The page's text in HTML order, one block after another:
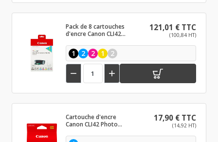
Pack de 8 cartouches
d'encre Canon CLI42
121,01 € TTC
(100,84 HT)
1 2 2 1 2
 
Cartouche d'encre
Canon CLI42 Photo
17,90 € TTC
(14,92 HT)